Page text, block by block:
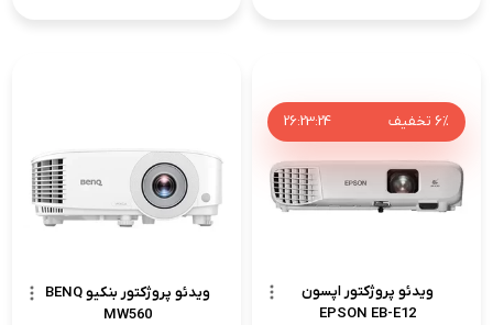
تخفیف 6%
26:23:23
ویدئو پروژکتور اپسون
EPSON EB-E12
ویدئو پروژکتور بنکیو BENQ
MW560